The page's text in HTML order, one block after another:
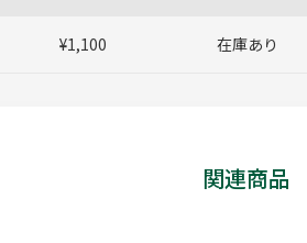
¥1,100 在庫あり
関連商品